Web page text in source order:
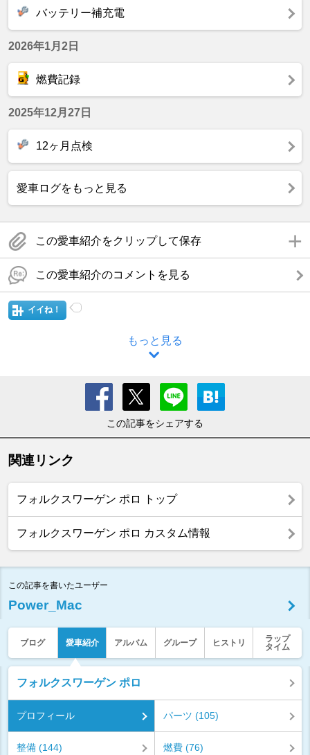
バッテリー補充電
2026年1月2日
燃費記録
2025年12月27日
12ヶ月点検
愛車ログをもっと見る
この愛車紹介をクリップして保存
この愛車紹介のコメントを見る
イイね！
もっと見る
この記事をシェアする
関連リンク
フォルクスワーゲン ポロ トップ
フォルクスワーゲン ポロ カスタム情報
この記事を書いたユーザー
Power_Mac
ブログ 愛車紹介 アルバム グループ ヒストリ
ラップ
タイム
フォルクスワーゲン ポロ
プロフィール パーツ (105)
整備 (144) 燃費 (76)